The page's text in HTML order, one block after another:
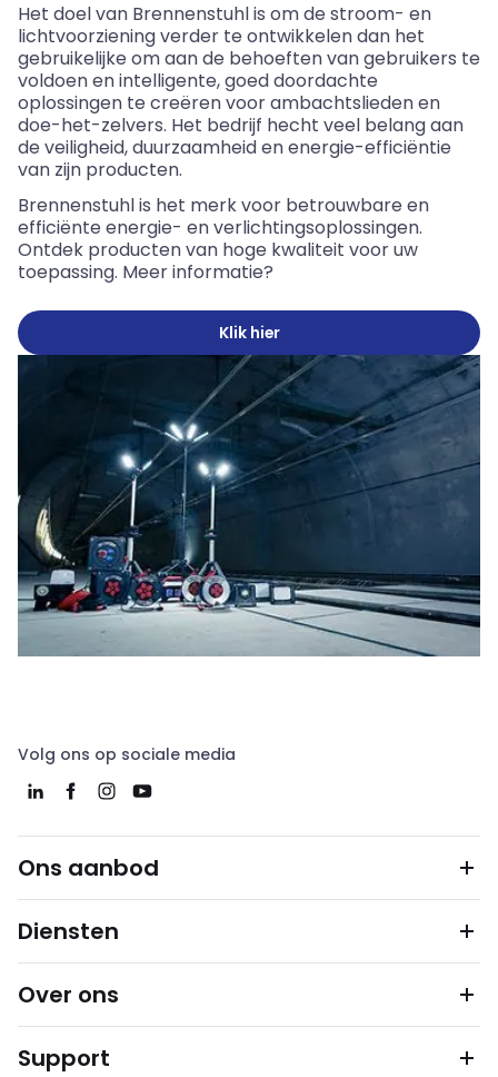
Het doelvan Brennenstuhlis omde stroom- en
lichtvoorzieningverder te ontwikkelendan het
gebruikelijke omaande behoeftenvangebruikers te
voldoenen intelligente,goeddoordachte
oplossingen te creërenvoorambachtsliedenen
doe-het-zelvers. Het bedrijf hecht veel belangaan
de veiligheid,duurzaamheiden energie-efficiëntie
van zijn producten.
Brennenstuhlis het merkvoor betrouwbare en
efficiënte energie- enverlichtingsoplossingen.
Ontdek productenvan hoge kwaliteit vooruw
toepassing. Meerinformatie?
Klik hier
Volg ons op sociale media
Ons aanbod
Diensten
Over ons
Support